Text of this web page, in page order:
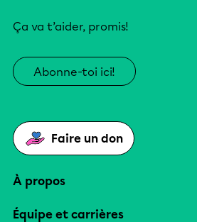
Ça va t’aider, promis!
Abonne-toi ici!
Faire un don
À propos
Équipe et carrières